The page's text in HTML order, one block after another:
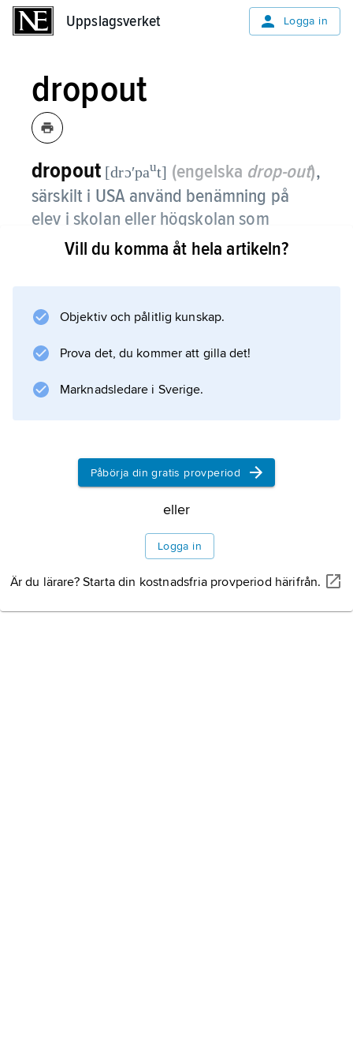
Uppslagsverket Logga in
dropout
dropout [drɔʹpaut] (engelska drop-out),
särskilt i USA använd benämning på
elev i skolan eller högskolan som
avbryter studierna utan att ha fullgjort
Dropouts är betydligt vanligare bland elever
från lägre sociala skikt. I många
utvecklingsländer är det vanligt att elever
avbryter skolgången efter mindre än fem
Information om artikeln
Vill du komma åt hela artikeln?
Objektiv och pålitlig kunskap.
Prova det, du kommer att gilla det!
Marknadsledare i Sverige.
Påbörja din gratis provperiod
eller
Logga in
Är du lärare? Starta din kostnadsfria provperiod härifrån.